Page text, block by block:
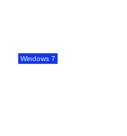
Windows 7